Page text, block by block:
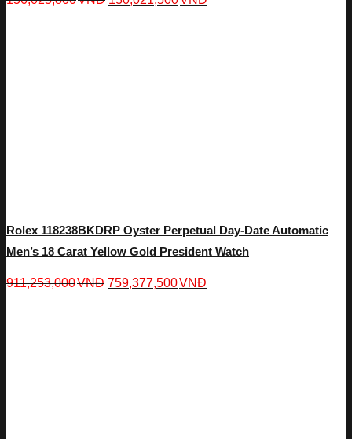
Rolex 118238BKDRP Oyster Perpetual Day-Date Automatic
Men’s 18 Carat Yellow Gold President Watch
911,253,000VNĐ 759,377,500VNĐ